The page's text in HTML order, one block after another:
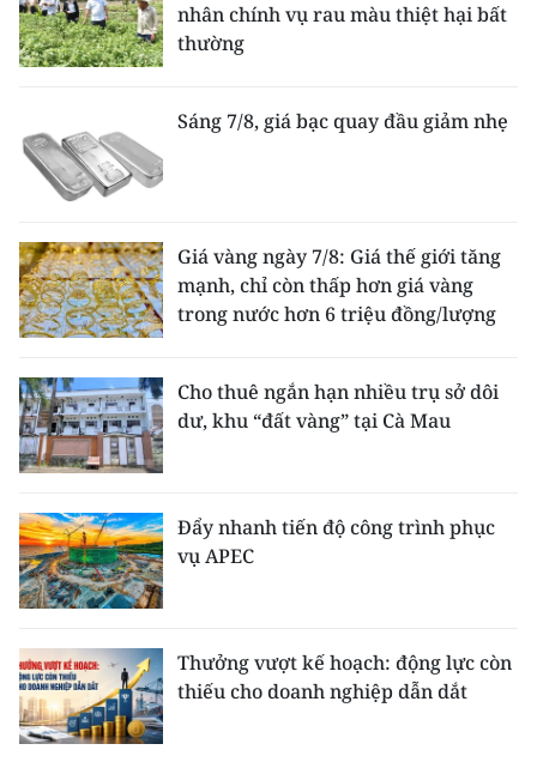
nhân chính vụ rau màu thiệt hại bất
thường
Sáng 7/8, giá bạc quay đầu giảm nhẹ
Giá vàng ngày 7/8: Giá thế giới tăng
mạnh, chỉ còn thấp hơn giá vàng
trong nước hơn 6 triệu đồng/lượng
Cho thuê ngắn hạn nhiều trụ sở dôi
dư, khu “đất vàng” tại Cà Mau
Đẩy nhanh tiến độ công trình phục
vụ APEC
Thưởng vượt kế hoạch: động lực còn
thiếu cho doanh nghiệp dẫn dắt